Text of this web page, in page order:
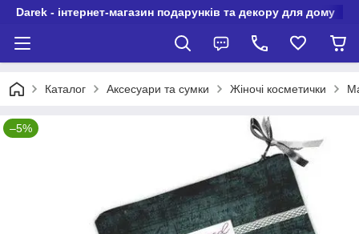
Darek - інтернет-магазин подарунків та декору для дому
Каталог Аксесуари та сумки Жіночі косметички
–5%